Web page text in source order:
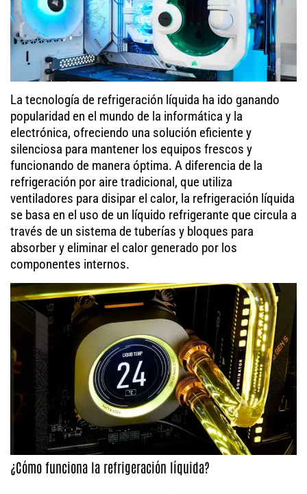
La tecnología de refrigeración líquida ha ido ganando
popularidad en el mundo de la informática y la
electrónica, ofreciendo una solución eficiente y
silenciosa para mantener los equipos frescos y
funcionando de manera óptima. A diferencia de la
refrigeración por aire tradicional, que utiliza
ventiladores para disipar el calor, la refrigeración líquida
se basa en el uso de un líquido refrigerante que circula a
través de un sistema de tuberías y bloques para
absorber y eliminar el calor generado por los
componentes internos.
¿Cómo funciona la refrigeración líquida?